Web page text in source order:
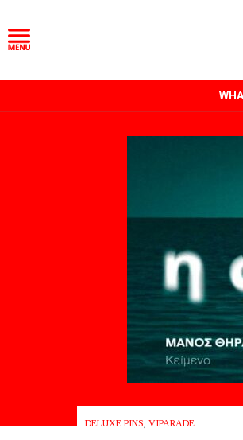
DELUXE PINS, VIPARADE